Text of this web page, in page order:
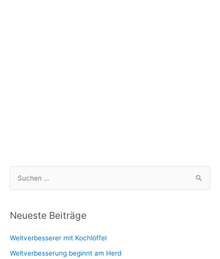
h
n
n
Neueste Beiträge
Weltverbesserer mit Kochlöffel
Weltverbesserung beginnt am Herd